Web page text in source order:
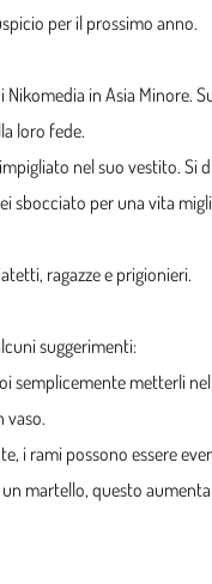
per il prossimo anno.
in Asia Minore.
loro fede.
nel suo vestito.
per una vita
ragazze e prigionieri.
suggerimenti:
semplicemente metterli
vaso.
i rami possono essere
martello, questo